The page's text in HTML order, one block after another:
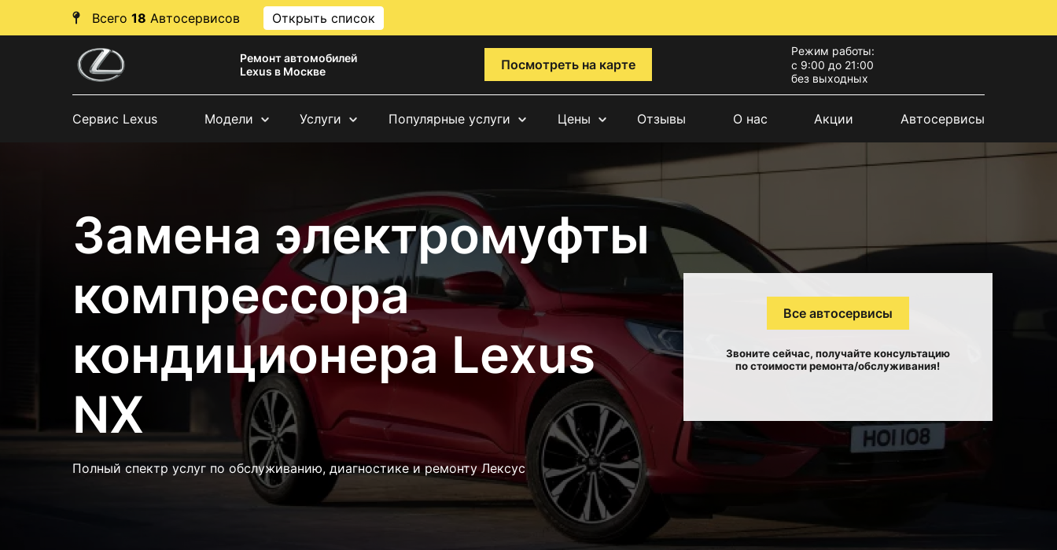
Всего 18 Автосервисов Открыть список
Ремонт автомобилей
Lexus в Москве
Посмотреть на карте
Режим работы:
с 9:00 до 21:00
без выходных
Сервис Lexus Модели Услуги Популярные услуги Цены Отзывы О нас Акции Автосервисы
Замена электромуфты
компрессора
кондиционера Lexus
NX
Полный спектр услуг по обслуживанию, диагностике и ремонту Лексус
Все автосервисы
Звоните сейчас, получайте консультацию
по стоимости ремонта/обслуживания!